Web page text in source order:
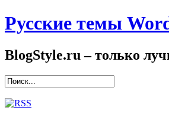
Русские темы
BlogStyle.ru – только